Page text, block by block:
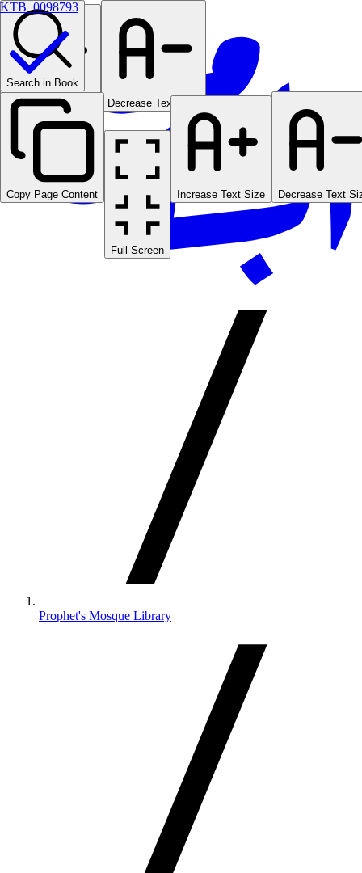
Prophet's Mosque Library
Increase Text Size Decrease Text Size
Search in Book
Copy Page Content
Full Screen
Increase Text Size Decrease Text
KTB_0098793